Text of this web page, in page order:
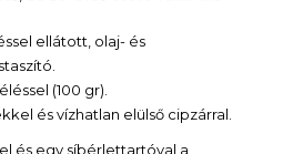
ellátott, olaj- és
(100 gr).
és vízhatlan elülső cipzárral.
és egy síbérlettartóval a